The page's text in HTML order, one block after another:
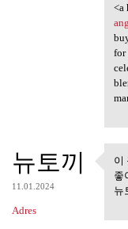
<a
for
뉴토끼
11.01.2024
Adres
이
이
좋
뉴